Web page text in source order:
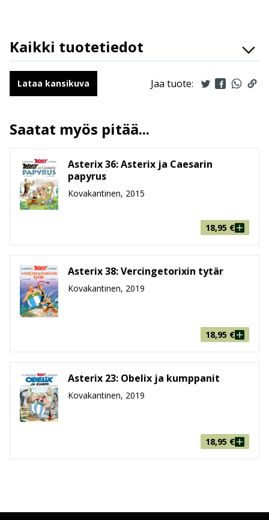
Lue lisää
Kaikki tuotetiedot
ISBN
9789523342682
Kirjoittajat
René Gosginny
Kuvittajat
Ilmestymispäivä
16.3.2020
ALV
13.5 %
Sivumäärä
48
Koko
leveys x korkeus x paksuus
Paino
Lataa kansikuva Jaa tuote:
Saatat myös pitää...
Asterix 36: Asterix ja Caesarin
papyrus
Kovakantinen, 2015
18,95 €
Asterix 38: Vercingetorixin tytär
Kovakantinen, 2019
18,95 €
Asterix 23: Obelix ja kumppanit
Kovakantinen, 2019
18,95 €